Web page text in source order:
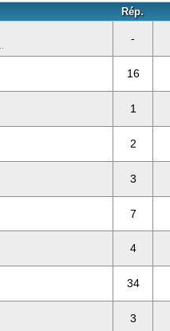
Rép.
-
16
1
2
3
7
4
34
3